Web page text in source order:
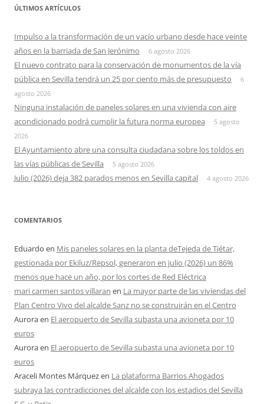
ÚLTIMOS ARTÍCULOS
Impulso a la transformación de un vacío urbano desde hace veinte
años en la barriada de San Jerónimo
6 agosto 2026
El nuevo contrato para la conservación de monumentos de la vía
pública en Sevilla tendrá un 25 por ciento más de presupuesto
6
agosto 2026
Ninguna instalación de paneles solares en una vivienda con aire
acondicionado podrá cumplir la futura norma europea
5 agosto
2026
El Ayuntamiento abre una consulta ciudadana sobre los toldos en
las vías públicas de Sevilla
5 agosto 2026
Julio (2026) deja 382 parados menos en Sevilla capital 4 agosto 2026
COMENTARIOS
Eduardo en Mis paneles solares en la planta deTejeda de Tiétar,
gestionada por Ekiluz/Repsol, generaron en julio (2026) un 86%
menos que hace un año, por los cortes de Red Eléctrica
mari carmen santos villaran en La mayor parte de las viviendas del
Plan Centro Vivo del alcalde Sanz no se construirán en el Centro
Auroraen El aeropuerto de Sevilla subasta una avioneta por 10
euros
Auroraen El aeropuerto de Sevilla subasta una avioneta por 10
euros
Araceli Montes Márquezen La plataforma Barrios Ahogados
subraya las contradicciones del alcalde con los estadios del Sevilla